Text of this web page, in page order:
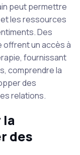
peut permettre
les ressources
Des
offrent un accès à
fournissant
comprendre la
des
relations.
des